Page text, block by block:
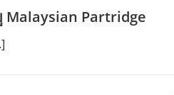
Malaysian Partridge